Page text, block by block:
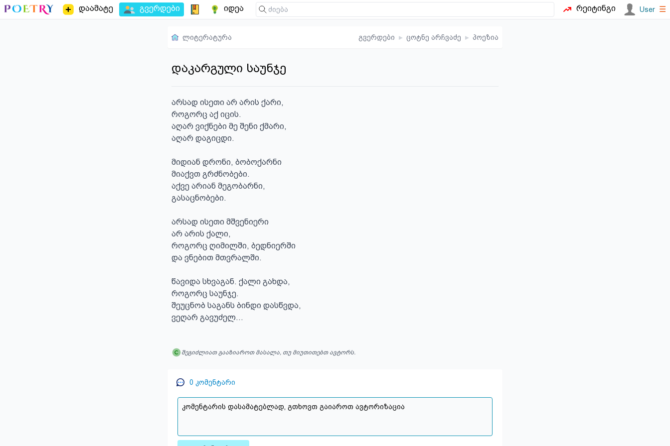
დაამატე გვერდები იდეა რეიტინგი User ☰
ლიტერატურა გვერდები ▸ ცოტნე არჩვაძე ▸ პოეზია
დაკარგული საუნჯე
არსად ისეთი არ არის ქარი,
როგორც აქ იცის.
აღარ ვიქნები მე შენი ქმარი,
აღარ დაგიცდი.
მიდიან დრონი, ბობოქარნი
მიაქვთ გრძნობები.
აქვე არიან მეგობარნი,
გასაცნობები.
არსად ისეთი მშვენიერი
არ არის ქალი,
როგორც ღიმილში, ბედნიერში
და ვნებით მთვრალში.
წავიდა სხვაგან. ქალი გახდა,
როგორც საუნჯე.
შეუცნობ საგანს ბინდი დასწვდა,
ვეღარ გავუძელ...
შეგიძლიათ გააზიაროთ მასალა, თუ მიუთითებთ ავტორს.
0 კომენტარი